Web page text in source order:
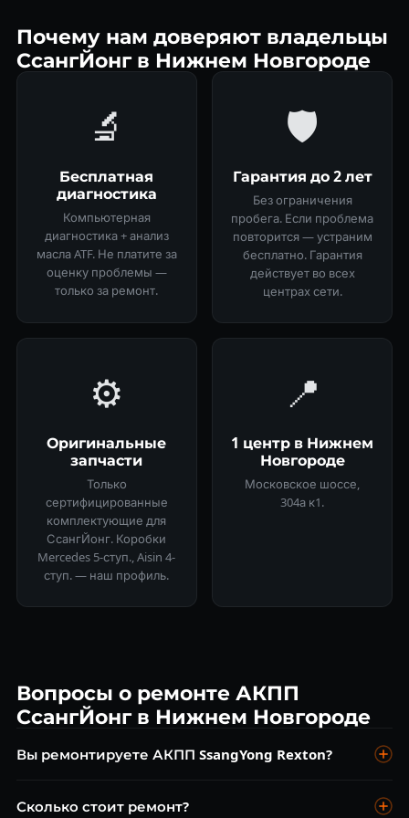
Почему нам доверяют владельцы
СсангЙонг в Нижнем Новгороде
🔬
Бесплатная
диагностика
Компьютерная
диагностика + анализ
масла ATF. Не платите за
оценку проблемы —
только за ремонт.
🛡
Гарантия до 2 лет
Без ограничения
пробега. Если проблема
повторится — устраним
бесплатно. Гарантия
действует во всех
центрах сети.
⚙️
Оригинальные
запчасти
Только
сертифицированные
комплектующие для
СсангЙонг. Коробки
Mercedes 5-ступ., Aisin 4-
ступ. — наш профиль.
📍
1 центр в Нижнем
Новгороде
Московское шоссе,
304а к1.
Вопросы о ремонте АКПП
СсангЙонг в Нижнем Новгороде
Вы ремонтируете АКПП SsangYong Rexton?
бесплатна.
Сколько стоит ремонт?